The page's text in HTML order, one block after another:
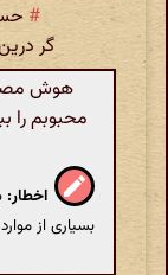
#
گر
هوش
محبوبم را
اخطار:
بسیاری از